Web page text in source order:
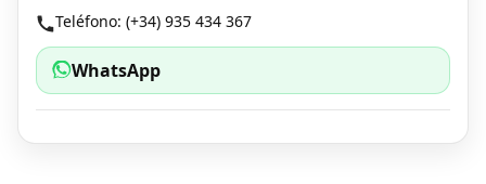
Teléfono: (+34) 935 434 367
WhatsApp